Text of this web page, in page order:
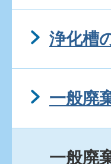
浄化槽
一般廃
一般廃